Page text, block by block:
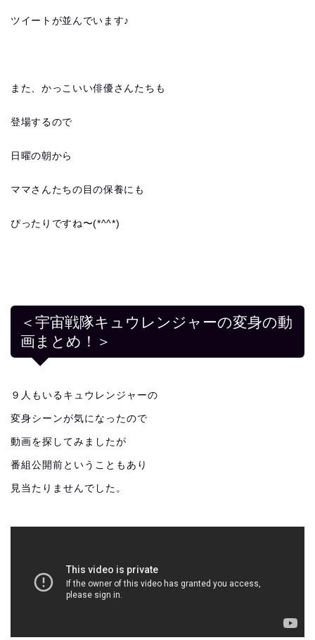
ツイートが並んでいます♪
また、かっこいい俳優さんたちも
登場するので
日曜の朝から
ママさんたちの目の保養にも
ぴったりですね〜(*^^*)
＜宇宙戦隊キュウレンジャーの変身の動
画まとめ！＞
９人もいるキュウレンジャーの
変身シーンが気になったので
動画を探してみましたが
番組公開前ということもあり
見当たりませんでした。